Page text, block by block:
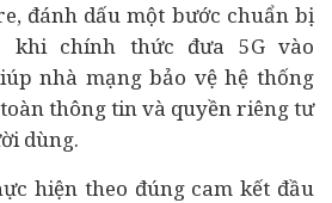
đánh dấu một bước chuẩn bị
khi chính thức đưa 5G vào
nhà mạng bảo vệ hệ thống
thông tin và quyền riêng tư
dùng.
hiện theo đúng cam kết đầu